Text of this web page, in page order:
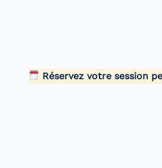
Réservez votre session